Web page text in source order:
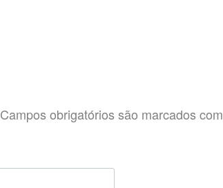
Campos obrigatórios são marcados com